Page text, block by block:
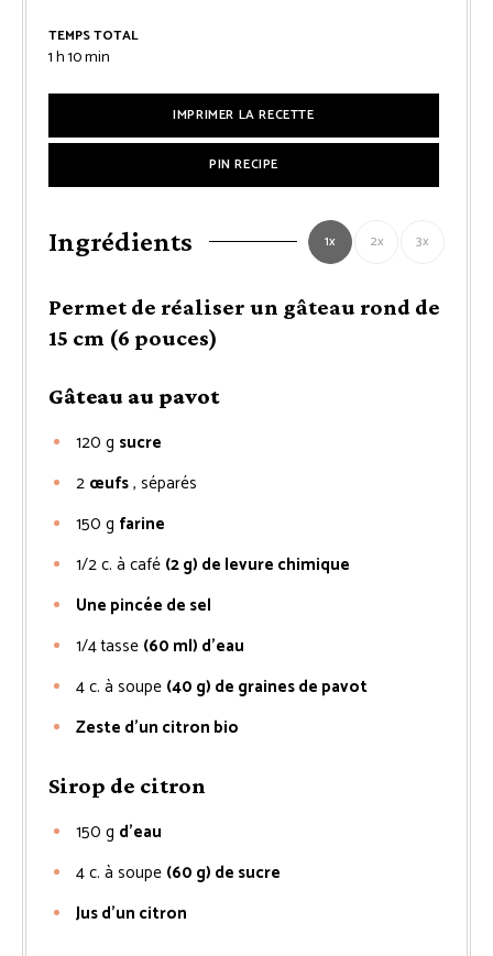
TEMPS TOTAL
1heure
h10minutes
min
IMPRIMER LA RECETTE
PIN RECIPE
Ingrédients 1x 2x 3x
Permet de réaliser un gâteau rond de
15 cm (6 pouces)
Gâteau au pavot
120 g sucre
2 œufs, séparés
150 g farine
1/2c. à café (2 g) de levure chimique
Une pincée de sel
1/4tasse (60 ml) d’eau
4c. à soupe (40 g) de graines de pavot
Zeste d’un citron bio
Sirop de citron
150 g d’eau
4c. à soupe (60 g) de sucre
Jus d’un citron